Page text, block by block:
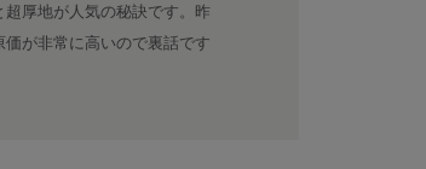
厚地が人気の秘訣です。昨
が非常に高いので裏話です